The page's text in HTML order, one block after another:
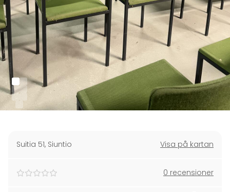
Suitia 51, Siuntio Visa på kartan
0 recensioner